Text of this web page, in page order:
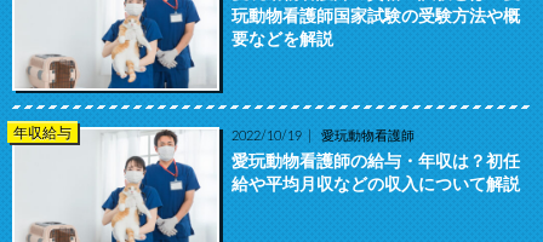
玩動物看護師国家試験の受験方法や概
要などを解説
年収給与 2022/10/19 愛玩動物看護師
愛玩動物看護師の給与・年収は？初任
給や平均月収などの収入について解説